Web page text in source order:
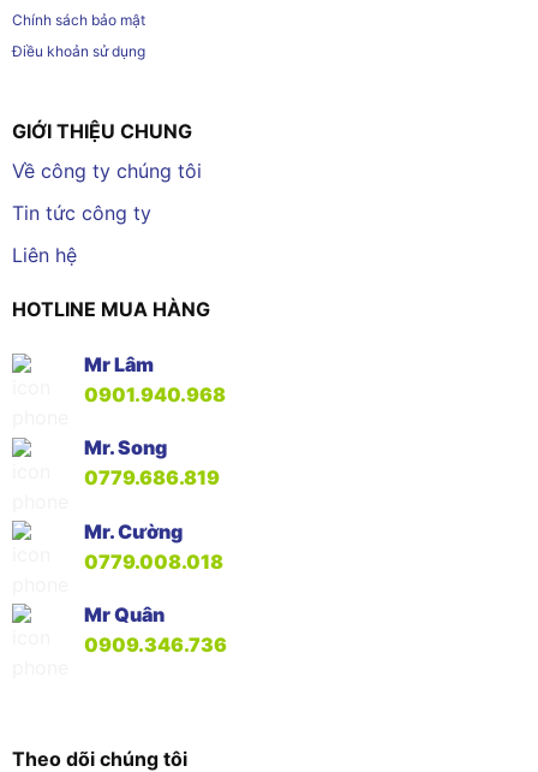
Chính sách bảo mật
Điều khoản sử dụng
GIỚI THIỆU CHUNG
Về công ty chúng tôi
Tin tức công ty
Liên hệ
HOTLINE MUA HÀNG
Mr Lâm
0901.940.968
Mr. Song
0779.686.819
Mr. Cường
0779.008.018
Mr Quân
0909.346.736
Theo dõi chúng tôi